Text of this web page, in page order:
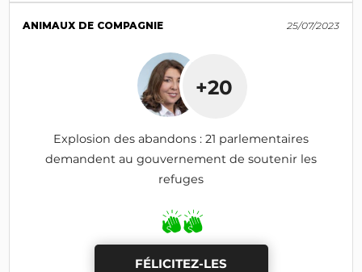
ANIMAUX DE COMPAGNIE 25/07/2023
+20
Explosion des abandons : 21 parlementaires
demandent au gouvernement de soutenir les
refuges
FÉLICITEZ-LES